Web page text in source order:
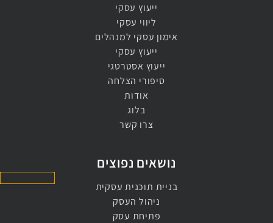
ייעוץ עסקי
ליווי עסקי
אימון עסקי למנהלים​
ייעוץ עסקי​
ייעוץ אסטרטגי​
סיפורי הצלחה
אודות
בלוג
צרו קשר
נושאים נפוצים
בניית תוכנית עסקית
ניהול העסק
פתיחת עסק